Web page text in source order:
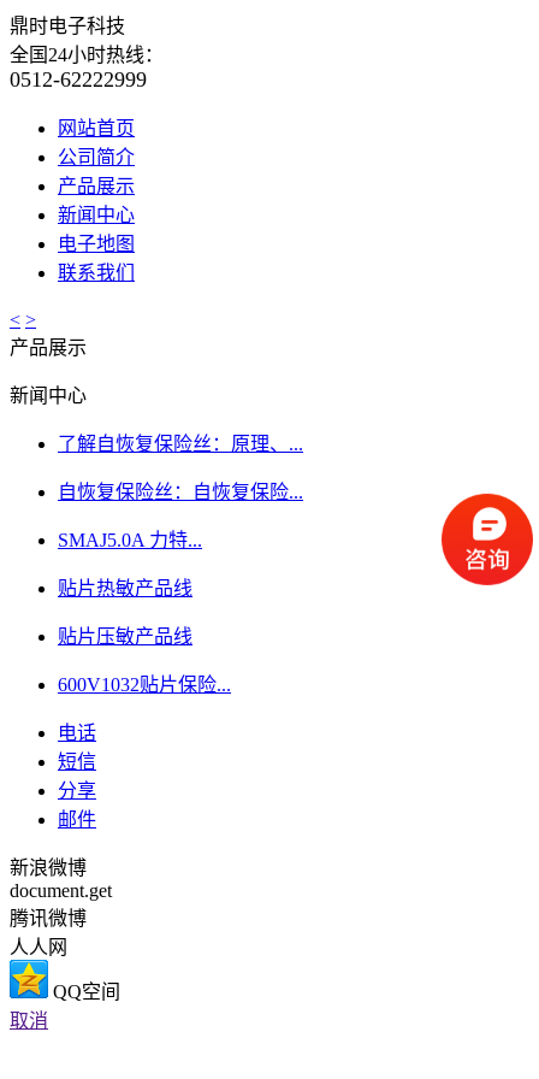
鼎时电子科技
全国24小时热线：
0512-62222999
网站首页
公司简介
产品展示
新闻中心
电子地图
联系我们
< >
产品展示
新闻中心
了解自恢复保险丝：原理、...
自恢复保险丝：自恢复保险...
SMAJ5.0A 力特...
贴片热敏产品线
贴片压敏产品线
600V1032贴片保险...
电话
短信
分享
邮件
新浪微博
document.get
腾讯微博
人人网
QQ空间
取消